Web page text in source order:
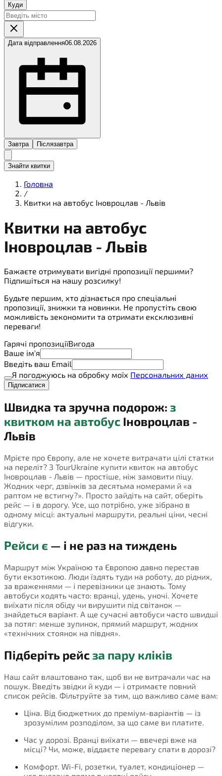
Куди
Дата відправлення06.08.2026
Завтра Післязавтра
Знайти квитки
Головна
/
Квитки на автобус Іновроцлав - Львів
Квитки на автобус
Іновроцлав - Львів
Бажаєте отримувати вигідні пропозиції першими?
Підпишіться на нашу розсилку!
Будьте першим, хто дізнається про спеціальні
пропозиції, знижки та новинки. Не пропустіть свою
можливість зекономити та отримати ексклюзивні
переваги!
Гарячі пропозиціїВигода
Ваше ім'я
Введіть ваш Email
Я погоджуюсь на обробку моїх Персональних даних
Підписатися
Швидка та зручна подорож: з
квитком на автобус Іновроцлав -
Львів
Мрієте про Європу, але не хочете витрачати цілі статки
на переліт? З TourUkraine купити квиток на автобус
Іновроцлав - Львів — простіше, ніж замовити піцу.
Жодних черг, дзвінків за десятьма номерами й «а
раптом не встигну?». Просто зайдіть на сайт, оберіть
рейс — і в дорогу. Усе, що потрібно, уже зібрано в
одному місці: актуальні маршрути, реальні ціни, чесні
відгуки.
Рейси є — і не раз на тиждень
Маршрут між Україною та Європою давно перестав
бути екзотикою. Люди їздять туди на роботу, до рідних,
за враженнями — і перевізники це знають. Тому
автобуси ходять часто: вранці, удень, уночі. Хочете
виїхати після обіду чи вирушити під світанок —
знайдеться варіант. А ще сучасні автобуси часто швидші
за потяг: менше зупинок, прямий маршрут, жодних
«технічних стоянок на півдня».
Підберіть рейсза пару кліків
Наш сайт влаштовано так, щоб ви не витрачали час на
пошук. Введіть звідки й куди — і отримаєте повний
список рейсів. Фільтруйте за тим, що важливо саме вам:
Ціна. Від бюджетних до преміум-варіантів — із
зрозумілим розподілом, за що саме ви платите.
Час у дорозі. Вранці виїхати — ввечері вже на
місці? Чи, може, віддаєте перевагу спати в дорозі?
Комфорт. Wi-Fi, розетки, туалет, кондиціонер —